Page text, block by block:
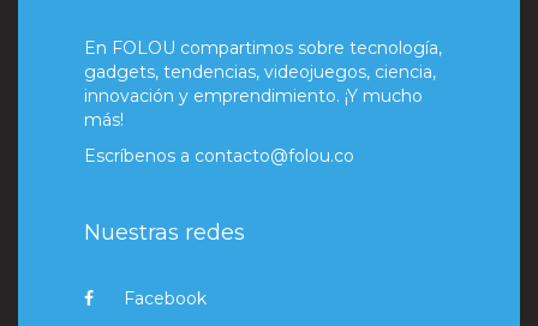
En FOLOU compartimos sobre tecnología,
gadgets, tendencias, videojuegos, ciencia,
innovación y emprendimiento. ¡Y mucho
más!
Escríbenos a contacto@folou.co
Nuestras redes
Facebook